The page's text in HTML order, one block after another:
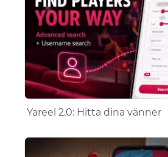
Yareel 2.0: Hitta dina vänner